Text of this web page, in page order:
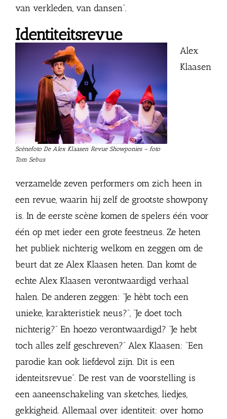
van verkleden, van dansen”.
Identiteitsrevue
Scènefoto De Alex Klaasen Revue Showponies – foto
Tom Sebus
Alex
Klaasen
verzamelde zeven performers om zich heen in
een revue, waarin hij zelf de grootste showpony
is. In de eerste scène komen de spelers één voor
één op met ieder een grote feestneus. Ze heten
het publiek nichterig welkom en zeggen om de
beurt dat ze Alex Klaasen heten. Dan komt de
echte Alex Klaasen verontwaardigd verhaal
halen. De anderen zeggen: “Je hèbt toch een
unieke, karakteristiek neus?”, “Je doet toch
nichterig?” En hoezo verontwaardigd? “Je hebt
toch alles zelf geschreven?” Alex Klaasen: “Een
parodie kan ook liefdevol zijn. Dit is een
identeitsrevue”. De rest van de voorstelling is
een aaneenschakeling van sketches, liedjes,
gekkigheid. Allemaal over identiteit: over homo